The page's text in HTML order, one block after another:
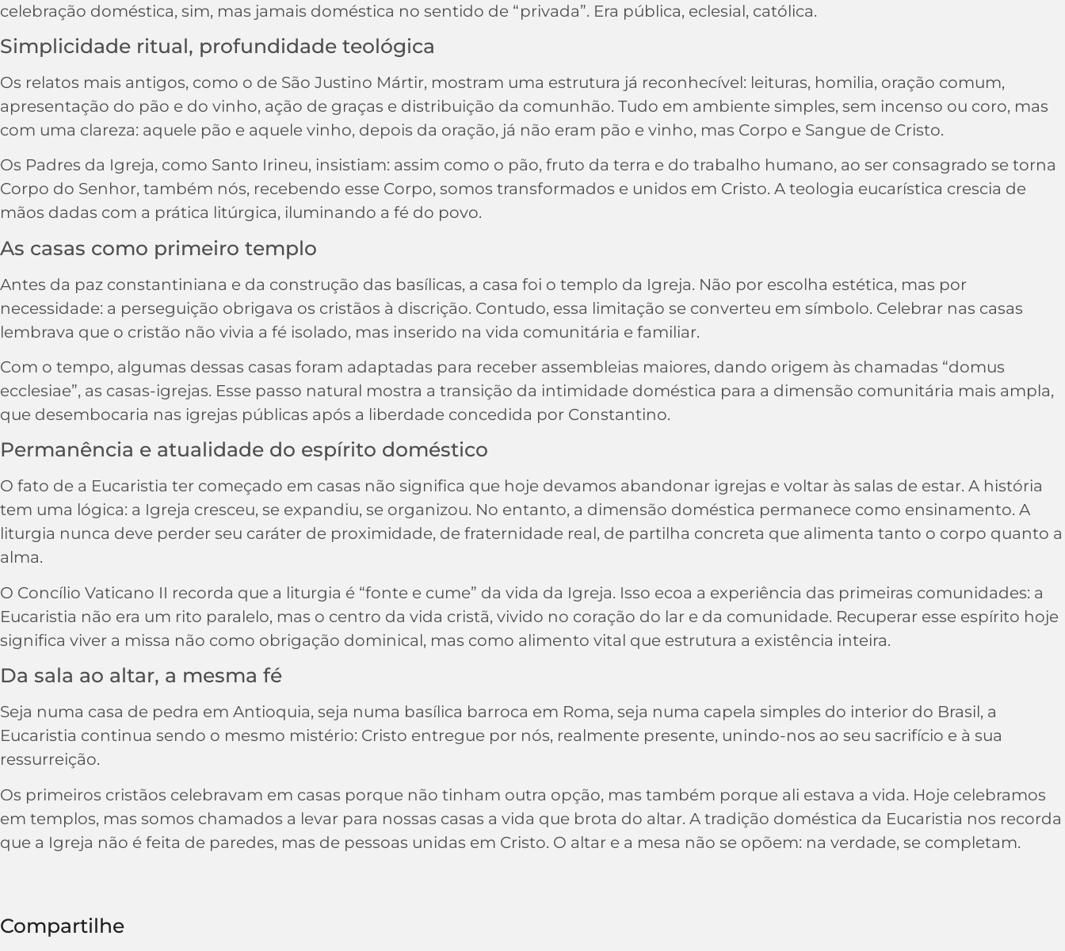
celebração doméstica, sim, mas jamais doméstica no sentido de “privada”. Era pública, eclesial, católica.
Simplicidade ritual, profundidade teológica
Os relatos mais antigos, como o de São Justino Mártir, mostram uma estrutura já reconhecível: leituras, homilia, oração comum,
apresentação do pão e do vinho, ação de graças e distribuição da comunhão. Tudo em ambiente simples, sem incenso ou coro, mas
com uma clareza: aquele pão e aquele vinho, depois da oração, já não eram pão e vinho, mas Corpo e Sangue de Cristo.
Os Padres da Igreja, como Santo Irineu, insistiam: assim como o pão, fruto da terra e do trabalho humano, ao ser consagrado se torna
Corpo do Senhor, também nós, recebendo esse Corpo, somos transformados e unidos em Cristo. A teologia eucarística crescia de
mãos dadas com a prática litúrgica, iluminando a fé do povo.
As casas como primeiro templo
Antes da paz constantiniana e da construção das basílicas, a casa foi o templo da Igreja. Não por escolha estética, mas por
necessidade: a perseguição obrigava os cristãos à discrição. Contudo, essa limitação se converteu em símbolo. Celebrar nas casas
lembrava que o cristão não vivia a fé isolado, mas inserido na vida comunitária e familiar.
Com o tempo, algumas dessas casas foram adaptadas para receber assembleias maiores, dando origem às chamadas “domus
ecclesiae”, as casas-igrejas. Esse passo natural mostra a transição da intimidade doméstica para a dimensão comunitária mais ampla,
que desembocaria nas igrejas públicas após a liberdade concedida por Constantino.
Permanência e atualidade do espírito doméstico
O fato de a Eucaristia ter começado em casas não significa que hoje devamos abandonar igrejas e voltar às salas de estar. A história
tem uma lógica: a Igreja cresceu, se expandiu, se organizou. No entanto, a dimensão doméstica permanece como ensinamento. A
liturgia nunca deve perder seu caráter de proximidade, de fraternidade real, de partilha concreta que alimenta tanto o corpo quanto a
alma.
O Concílio Vaticano II recorda que a liturgia é “fonte e cume” da vida da Igreja. Isso ecoa a experiência das primeiras comunidades: a
Eucaristia não era um rito paralelo, mas o centro da vida cristã, vivido no coração do lar e da comunidade. Recuperar esse espírito hoje
significa viver a missa não como obrigação dominical, mas como alimento vital que estrutura a existência inteira.
Da sala ao altar, a mesma fé
Seja numa casa de pedra em Antioquia, seja numa basílica barroca em Roma, seja numa capela simples do interior do Brasil, a
Eucaristia continua sendo o mesmo mistério: Cristo entregue por nós, realmente presente, unindo-nos ao seu sacrifício e à sua
ressurreição.
Os primeiros cristãos celebravam em casas porque não tinham outra opção, mas também porque ali estava a vida. Hoje celebramos
em templos, mas somos chamados a levar para nossas casas a vida que brota do altar. A tradição doméstica da Eucaristia nos recorda
que a Igreja não é feita de paredes, mas de pessoas unidas em Cristo. O altar e a mesa não se opõem: na verdade, se completam.
Compartilhe